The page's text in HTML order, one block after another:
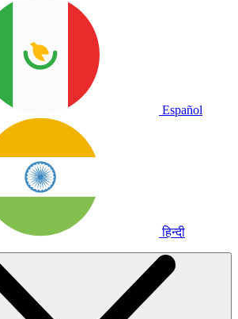
Español
हिन्दी